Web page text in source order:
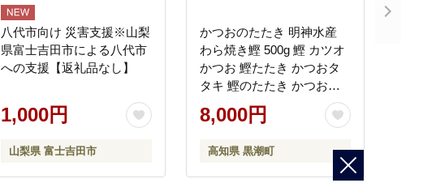
八代市向け 災害支援※山梨
県富士吉田市による八代市
への支援【返礼品なし】
1,000円
山梨県 富士吉田市
かつおのたたき 明神水産
わら焼き鰹 500g 鰹 カツオ
かつお 鰹たたき かつおタ
タキ 鰹のたたき かつおの
タタキ 藁焼き わら焼き 魚
さかな 海鮮 刺身 お刺身 冷
ご当地 本場 高知 黒潮町 ギ
フト 贈答品 人気 返礼品 ふ
8,000円
高知県 黒潮町